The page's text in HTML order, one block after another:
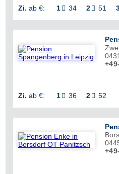
Zi. ab €: 1  34 2  51
Zi. ab €: 1  36 2  52